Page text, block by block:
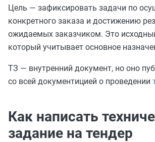
Цель — зафиксировать задачи по
конкретного заказа и достижению
ожидаемых заказчиком. Это
который учитывает основное
ТЗ — внутренний документ, но оно
со всей документицией о проведении
Как написать
задание на тендер